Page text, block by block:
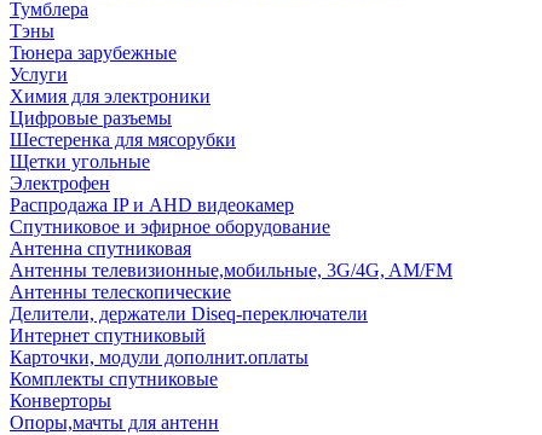
Тумблера
Тэны
Тюнера зарубежные
Услуги
Химия для электроники
Цифровые разъемы
Шестеренка для мясорубки
Щетки угольные
Электрофен
Распродажа IP и AHD видеокамер
Спутниковое и эфирное оборудование
Антенна спутниковая
Антенны телевизионные,мобильные, 3G/4G, AM/FM
Антенны телескопические
Делители, держатели Diseq-переключатели
Интернет спутниковый
Карточки, модули дополнит.оплаты
Комплекты спутниковые
Конверторы
Опоры,мачты для антенн